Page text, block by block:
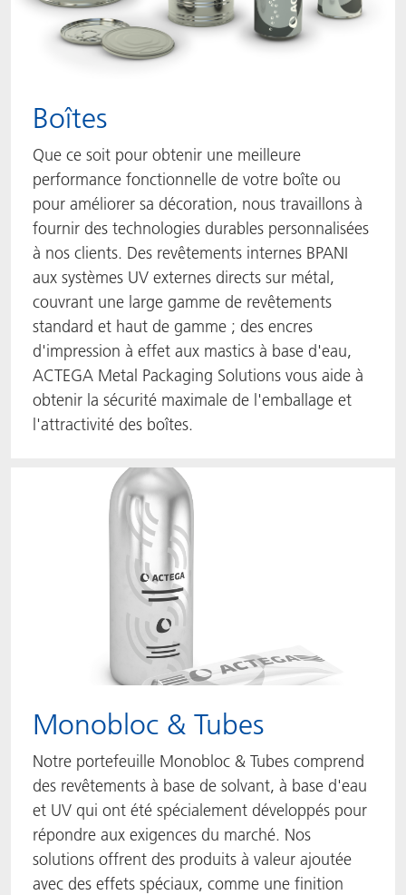
Boîtes
Que ce soit pour obtenir une meilleure
performance fonctionnelle de votre boîte ou
pour améliorer sa décoration, nous travaillons à
fournir des technologies durables personnalisées
à nos clients. Des revêtements internes BPANI
aux systèmes UV externes directs sur métal,
couvrant une large gamme de revêtements
standard et haut de gamme ; des encres
d'impression à effet aux mastics à base d'eau,
ACTEGA Metal Packaging Solutions vous aide à
obtenir la sécurité maximale de l'emballage et
l'attractivité des boîtes.
Monobloc & Tubes
Notre portefeuille Monobloc & Tubes comprend
des revêtements à base de solvant, à base d'eau
et UV qui ont été spécialement développés pour
répondre aux exigences du marché. Nos
solutions offrent des produits à valeur ajoutée
avec des effets spéciaux, comme une finition